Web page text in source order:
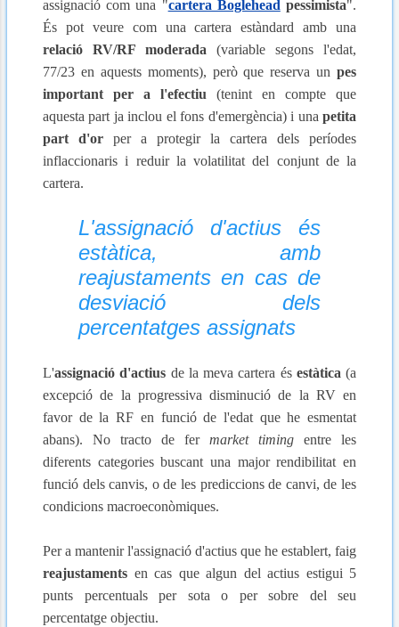
assignació com una "cartera Boglehead pessimista".
És pot veure com una cartera estàndard amb una
relació RV/RF moderada (variable segons l'edat,
77/23 en aquests moments), però que reserva un pes
important per a l'efectiu (tenint en compte que
aquesta part ja inclou el fons d'emergència) i una petita
part d'or per a protegir la cartera dels períodes
inflaccionaris i reduir la volatilitat del conjunt de la
cartera.
L'assignació d'actius és
estàtica, amb
reajustaments en cas de
desviació dels
percentatges assignats
L'assignació d'actius de la meva cartera és estàtica (a
excepció de la progressiva disminució de la RV en
favor de la RF en funció de l'edat que he esmentat
abans). No tracto de fer market timing entre les
diferents categories buscant una major rendibilitat en
funció dels canvis, o de les prediccions de canvi, de les
condicions macroeconòmiques.
Per a mantenir l'assignació d'actius que he establert, faig
reajustaments en cas que algun del actius estigui 5
punts percentuals per sota o per sobre del seu
percentatge objectiu.